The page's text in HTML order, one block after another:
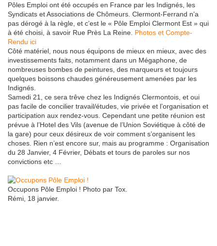
Pôles Emploi ont été occupés en France par les Indignés, les
Syndicats et Associations de Chômeurs. Clermont-Ferrand n’a
pas dérogé à la règle, et c’est le « Pôle Emploi Clermont Est » qui
à été choisi, à savoir Rue Près La Reine. Photos et Compte-
Rendu ici
Côté matériel, nous nous équipons de mieux en mieux, avec des
investissements faits, notamment dans un Mégaphone, de
nombreuses bombes de peintures, des marqueurs et toujours
quelques boissons chaudes généreusement amenées par les
Indignés.
Samedi 21, ce sera trêve chez les Indignés Clermontois, et oui
pas facile de concilier travail/études, vie privée et l’organisation et
participation aux rendez-vous. Cependant une petite réunion est
prévue à l’Hotel des Vils (avenue de l’Union Soviétique à côté de
la gare) pour ceux désireux de voir comment s’organisent les
choses. Rien n’est encore sur, mais au programme : Organisation
du 28 Janvier, 4 Février, Débats et tours de paroles sur nos
convictions etc …
Occupons Pôle Emploi ! Photo par Tox.
Rémi, 18 janvier.